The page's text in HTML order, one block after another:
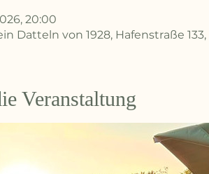
20:00
Datteln von 1928, Hafenstraße
Veranstaltung